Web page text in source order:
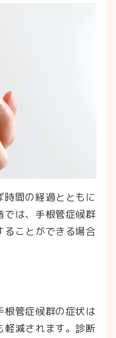
間の経過とともに
では、手根管症候群
ることができる場合
根管症候群の症状は
軽減されます。診断